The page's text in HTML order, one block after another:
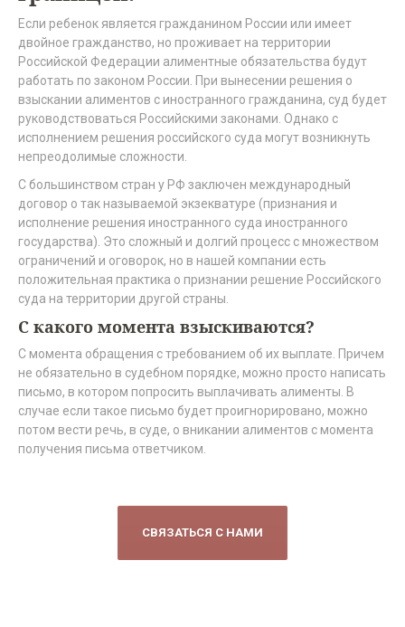
Если ребенок является гражданином России или имеет
двойное гражданство, но проживает на территории
Российской Федерации алиментные обязательства будут
работать по законом России. При вынесении решения о
взыскании алиментов с иностранного гражданина, суд будет
руководствоваться Российскими законами. Однако с
исполнением решения российского суда могут возникнуть
непреодолимые сложности.
С большинством стран у РФ заключен международный
договор о так называемой экзекватуре (признания и
исполнение решения иностранного суда иностранного
государства). Это сложный и долгий процесс с множеством
ограничений и оговорок, но в нашей компании есть
положительная практика о признании решение Российского
суда на территории другой страны.
С какого момента взыскиваются?
С момента обращения с требованием об их выплате. Причем
не обязательно в судебном порядке, можно просто написать
письмо, в котором попросить выплачивать алименты. В
случае если такое письмо будет проигнорировано, можно
потом вести речь, в суде, о вникании алиментов с момента
получения письма ответчиком.
СВЯЗАТЬСЯ С НАМИ